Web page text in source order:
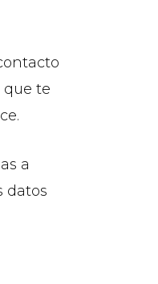
que te
a
datos